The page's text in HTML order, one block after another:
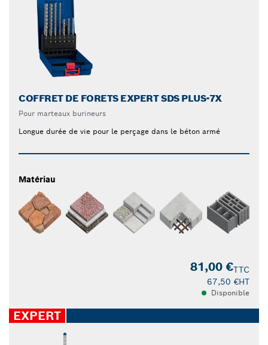
COFFRET DE FORETS EXPERT SDS PLUS-7X
Pour marteaux burineurs
Longue durée de vie pour le perçage dans le béton armé
Matériau
81,00 €TTC
67,50 €HT
Disponible
EXPERT